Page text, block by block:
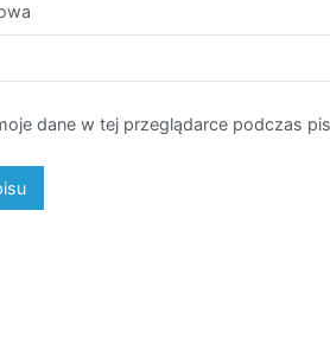
dane w tej przeglądarce podczas